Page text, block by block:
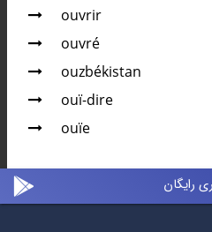
ouvrir
ouvré
ouzbékistan
ouï-dire
ouïe
رایگان